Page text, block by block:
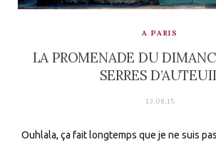
A PARIS
LA PROMENADE DU
SERRES
13.08.15
Ouhlala, ça fait longtemps que je ne suis